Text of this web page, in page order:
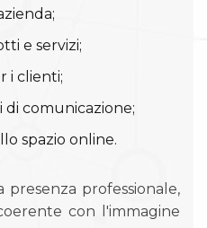
e servizi;
i clienti;
di comunicazione;
spazio online.
professionale,
con l'immagine